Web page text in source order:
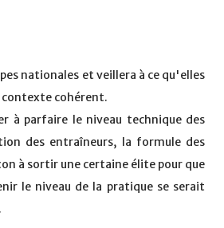
nationales et veillera à ce qu'elles
contexte cohérent.
à parfaire le niveau technique des
des entraîneurs, la formule des
à sortir une certaine élite pour que
le niveau de la pratique se serait